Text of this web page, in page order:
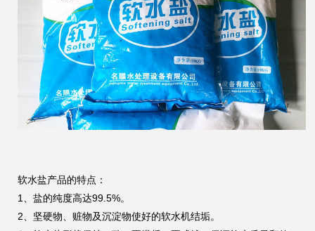
软水盐产品的特点：
1、盐的纯度高达99.5%。
2、坚硬物、赃物及沉淀物使好的软水机结垢。